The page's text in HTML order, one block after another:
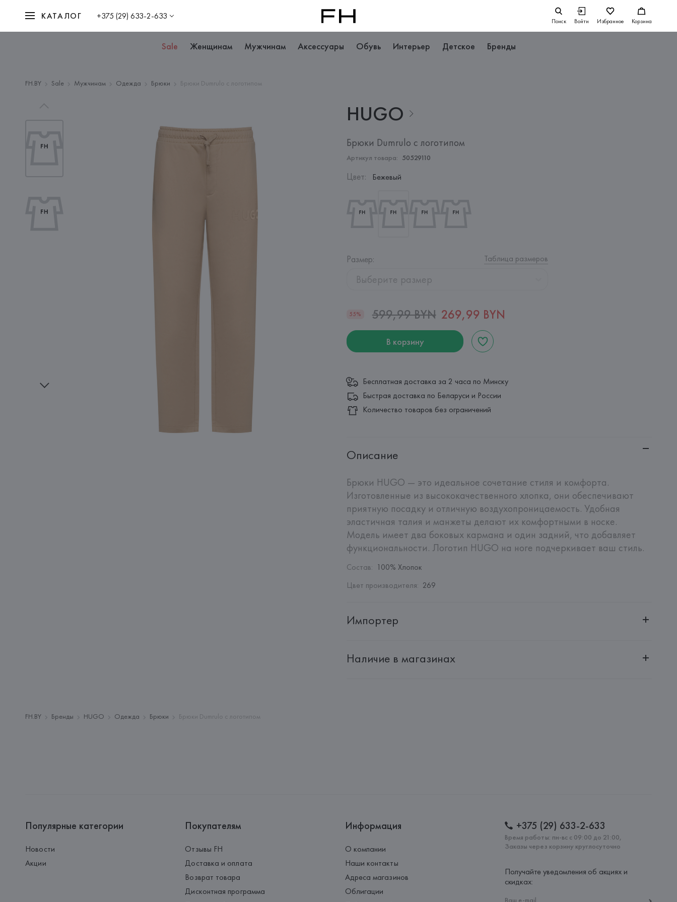
КАТАЛОГ +375 (29) 633-2-633 Поиск Войти Избранное Корзина
Sale Женщинам Мужчинам Аксессуары Обувь Интерьер Детское Бренды
FH.BY Sale Мужчинам Одежда Брюки Брюки Dumrulo с логотипом
HUGO
Брюки Dumrulo с логотипом
Артикул товара: 50529110
Цвет: Бежевый
Размер: Таблица размеров
Выберите размер
55% 599,99 BYN 269,99 BYN
В корзину
Бесплатная доставка за 2 часа по Минску
Быстрая доставка по Беларуси и России
Количество товаров без ограничений
Описание
Брюки HUGO — это идеальное сочетание стиля и комфорта.
Изготовленные из высококачественного хлопка, они обеспечивают
приятную посадку и отличную воздухопроницаемость. Удобная
эластичная талия и манжеты делают их комфортными в носке.
Модель имеет два боковых кармана и один задний, что добавляет
функциональности. Логотип HUGO на ноге подчеркивает ваш стиль.
Состав: 100% Хлопок
Цвет производителя: 269
Импортер
Адрес: Республика Беларусь, 220051, г. Минск, ул. Рафиева, д. 64, помещение 2-27
Наличие в магазинах
FH.BY Бренды HUGO Одежда Брюки Брюки Dumrulo с логотипом
Популярные категории
Новости
Акции
Покупателям
Отзывы FH
Доставка и оплата
Возврат товара
Дисконтная программа
Информация
О компании
Наши контакты
Адреса магазинов
Облигации
+375 (29) 633-2-633
Время работы: пн-вс с 09:00 до 21:00,
Заказы через корзину круглосуточно
Получайте уведомления об акциях и
скидках: